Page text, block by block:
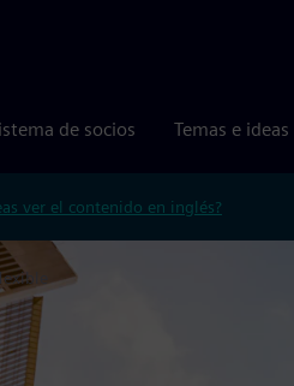
de socios Temas e ideas
ver el contenido en inglés?